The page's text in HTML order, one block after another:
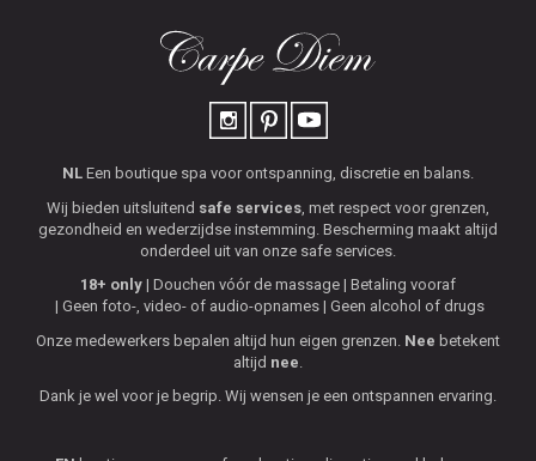
NL Een boutique spa voor ontspanning, discretie en balans.
Wij bieden uitsluitend safe services , met respect voor grenzen,
gezondheid en wederzijdse instemming. Bescherming maakt altijd
onderdeel uit van onze safe services.
18+ only Douchen vóór de massage Betaling vooraf
Geen foto-, video- of audio-opnames Geen alcohol of drugs
Onze medewerkers bepalen altijd hun eigen grenzen. Nee betekent
altijd nee
Dank je wel voor je begrip. Wij wensen je een ontspannen ervaring.